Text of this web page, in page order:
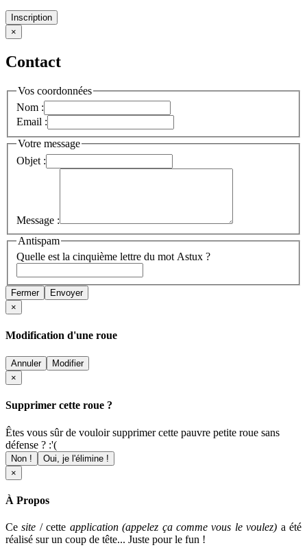
Inscription
×
Contact
Vos coordonnées
Nom :
Email :
Votre message
Objet :
Message :
Antispam
Quelle est la cinquième lettre du mot Astux ?
Fermer
Envoyer
×
Modification d'une roue
Annuler
Modifier
×
Supprimer cette roue ?
Êtes vous sûr de vouloir supprimer cette pauvre petite roue sans
défense ? :'(
Non !
Oui, je l'élimine !
×
À Propos
Cesite / cette application (appelez ça comme vous le voulez) a été
réalisé sur un coup de tête... Juste pour le fun !